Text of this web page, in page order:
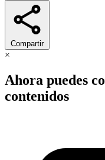
Compartir
×
Ahora puedes
contenidos